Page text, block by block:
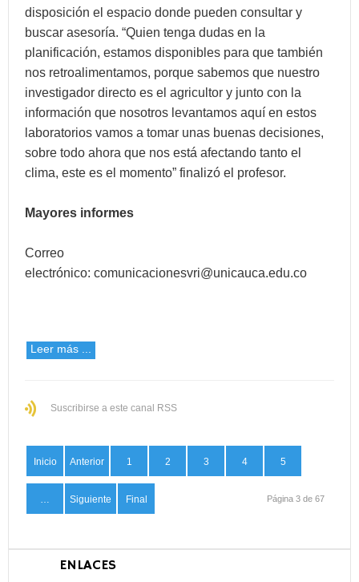
disposición el espacio donde pueden consultar y
buscar asesoría. “Quien tenga dudas en la
planificación, estamos disponibles para que también
nos retroalimentamos, porque sabemos que nuestro
investigador directo es el agricultor y junto con la
información que nosotros levantamos aquí en estos
laboratorios vamos a tomar unas buenas decisiones,
sobre todo ahora que nos está afectando tanto el
clima, este es el momento” finalizó el profesor.
Mayores informes
Correo
electrónico: comunicacionesvri@unicauca.edu.co
Leer más ...
Suscribirse a este canal RSS
Inicio Anterior 1 2 3 4 5
… Siguiente Final Página 3 de 67
ENLACES